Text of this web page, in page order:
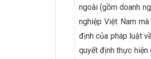
ngoài (gồm doanh
nghiệp Việt Nam
định của pháp luật
quyết định thực hiện